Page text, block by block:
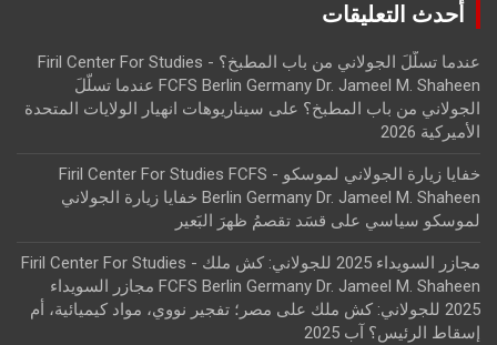
أحدث التعليقات
عندما تسلّلَ الجولاني من باب المطبخ؟ - Firil Center For Studies
FCFS Berlin Germany Dr. Jameel M. Shaheen عندما تسلّلَ
الجولاني من باب المطبخ؟ على سيناريوهات انهيار الولايات المتحدة
الأميركية 2026
خفايا زيارة الجولاني لموسكو - Firil Center For Studies FCFS
Berlin Germany Dr. Jameel M. Shaheen خفايا زيارة الجولاني
لموسكو سياسي على قسَد تقصمُ ظهرَ البَعير
مجازر السويداء 2025 للجولاني: كش ملك - Firil Center For Studies
FCFS Berlin Germany Dr. Jameel M. Shaheen مجازر السويداء
2025 للجولاني: كش ملك
على مصر؛ تفجير نووي، مواد كيميائية، أم
إسقاط الرئيس؟ آب 2025